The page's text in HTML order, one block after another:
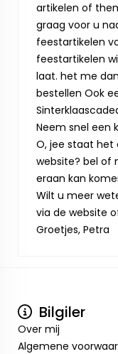
artikelen of
graag voor u
feestartikelen
feestartikelen
laat. het me
bestellen Ook
Neem snel een
O, jee staat het
website? bel of
eraan kan
Wilt u meer
via de website
Groetjes, Petra
Bilgiler
Over mij
Algemene